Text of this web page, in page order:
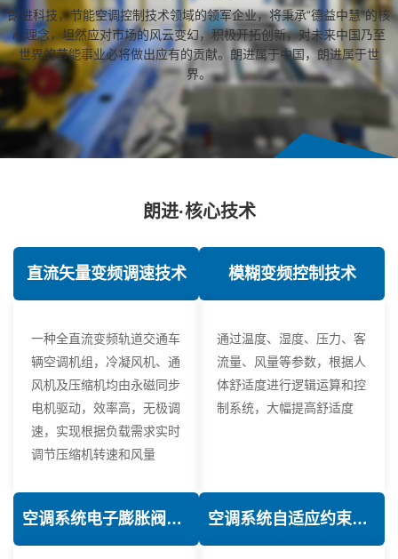
朗进科技，节能空调控制技术领域的领军企业，将秉承“德益中慧”的核
心理念，坦然应对市场的风云变幻，积极开拓创新，对未来中国乃至
世界的节能事业必将做出应有的贡献。朗进属于中国，朗进属于世
界。
朗进·核心技术
直流矢量变频调速技术
一种全直流变频轨道交通车
辆空调机组，冷凝风机、通
风机及压缩机均由永磁同步
电机驱动，效率高，无极调
速，实现根据负载需求实时
调节压缩机转速和风量
模糊变频控制技术
通过温度、湿度、压力、客
流量、风量等参数，根据人
体舒适度进行逻辑运算和控
制系统，大幅提高舒适度
空调系统电子膨胀阀热力学优化技术 空调系统自适应约束控制技术